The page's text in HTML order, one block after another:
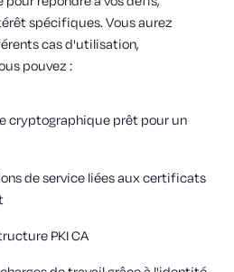
spécifiques. Vous aurez
cas d'utilisation,
pouvez :
cryptographique prêt pour un
de service liées aux certificats
PKI CA